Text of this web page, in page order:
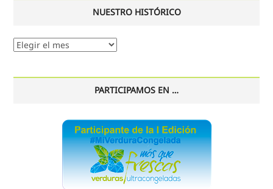
NUESTRO HISTÓRICO
Nuestro
PARTICIPAMOS EN …